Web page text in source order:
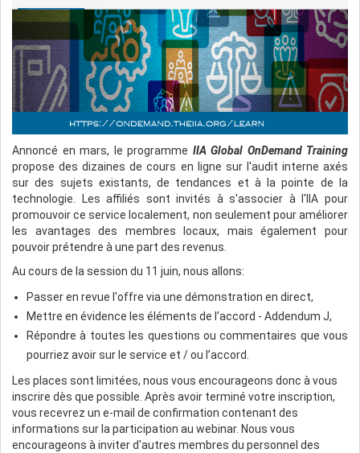
Annoncé en mars, le programme IIA Global OnDemand Training
propose des dizaines de cours en ligne sur l'audit interne axés
sur des sujets existants, de tendances et à la pointe de la
technologie. Les affiliés sont invités à s'associer à l'IIA pour
promouvoir ce service localement, non seulement pour améliorer
les avantages des membres locaux, mais également pour
pouvoir prétendre à une part des revenus.
Au cours de la session du 11 juin, nous allons:
Passer en revue l'offre via une démonstration en direct,
Mettre en évidence les éléments de l’accord - Addendum J,
Répondre à toutes les questions ou commentaires que vous
pourriez avoir sur le service et / ou l’accord.
Les places sont limitées, nous vous encourageons donc à vous
inscrire dès que possible. Après avoir terminé votre inscription,
vous recevrez un e-mail de confirmation contenant des
informations sur la participation au webinar. Nous vous
encourageons à inviter d'autres membres du personnel des